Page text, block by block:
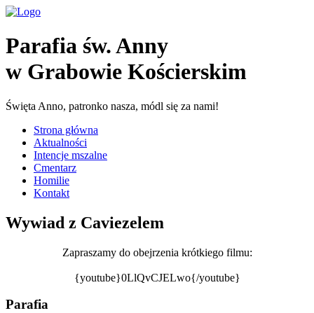
Parafia św. Anny
w Grabowie Kościerskim
Święta Anno, patronko nasza, módl się za nami!
Strona główna
Aktualności
Intencje mszalne
Cmentarz
Homilie
Kontakt
Wywiad z Caviezelem
Zapraszamy do obejrzenia krótkiego filmu:
{youtube}0LlQvCJELwo{/youtube}
Parafia